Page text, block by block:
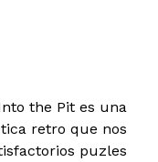
the Pit es una
retro que nos
puzles